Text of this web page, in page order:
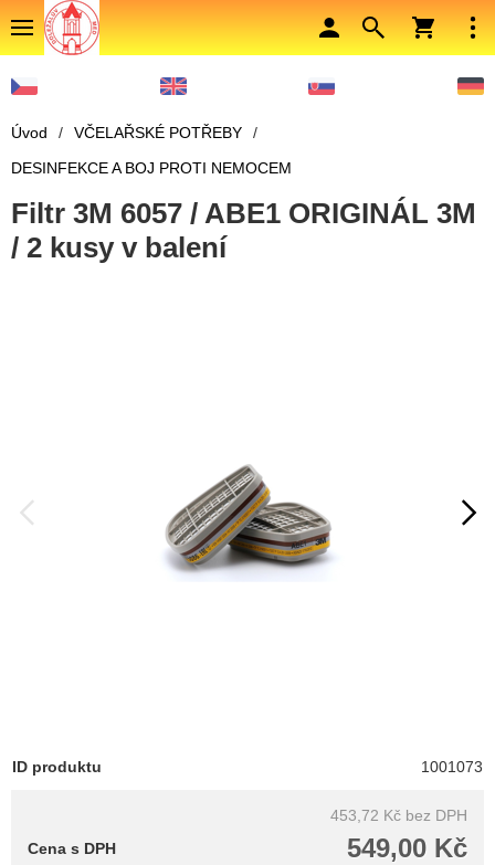
Úvod / VČELAŘSKÉ POTŘEBY
/
DESINFEKCE A BOJ PROTI NEMOCEM
Filtr 3M 6057 / ABE1 ORIGINÁL 3M
/ 2 kusy v balení
ID produktu 1001073
453,72 Kč bez DPH
549,00 Kč
Cena s DPH